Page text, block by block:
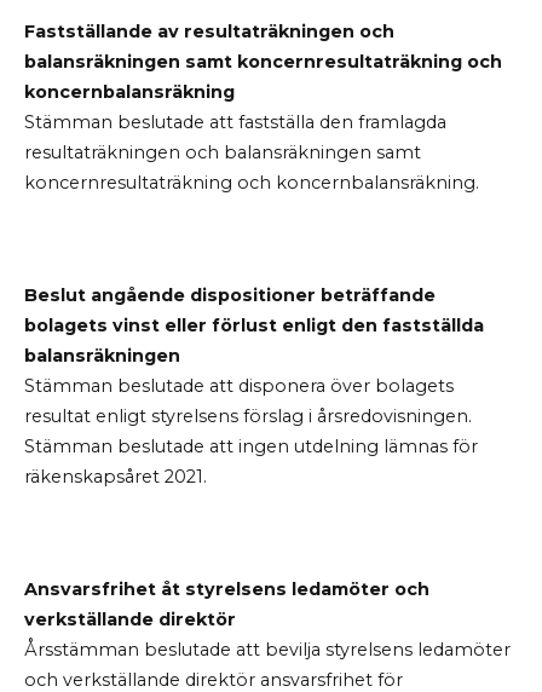
Fastställande av resultaträkningen och
balansräkningen samt koncernresultaträkning och
koncernbalansräkning
Stämman beslutade att fastställa den framlagda
resultaträkningen och balansräkningen samt
koncernresultaträkning och koncernbalansräkning.
Beslut angående dispositioner beträffande
bolagets vinst eller förlust enligt den fastställda
balansräkningen
Stämman beslutade att disponera över bolagets
resultat enligt styrelsens förslag i årsredovisningen.
Stämman beslutade att ingen utdelning lämnas för
räkenskapsåret 2021.
Ansvarsfrihet åt styrelsens ledamöter och
verkställande direktör
Årsstämman beslutade att bevilja styrelsens ledamöter
och verkställande direktör ansvarsfrihet för